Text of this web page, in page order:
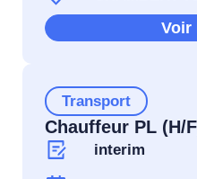
Voir
Transport
Chauffeur PL (H/
interim